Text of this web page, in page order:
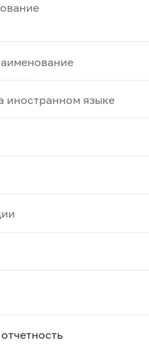
иностранном языке